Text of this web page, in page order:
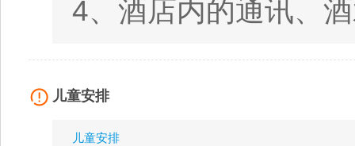
4、酒店内的通讯、
儿童安排
儿童安排